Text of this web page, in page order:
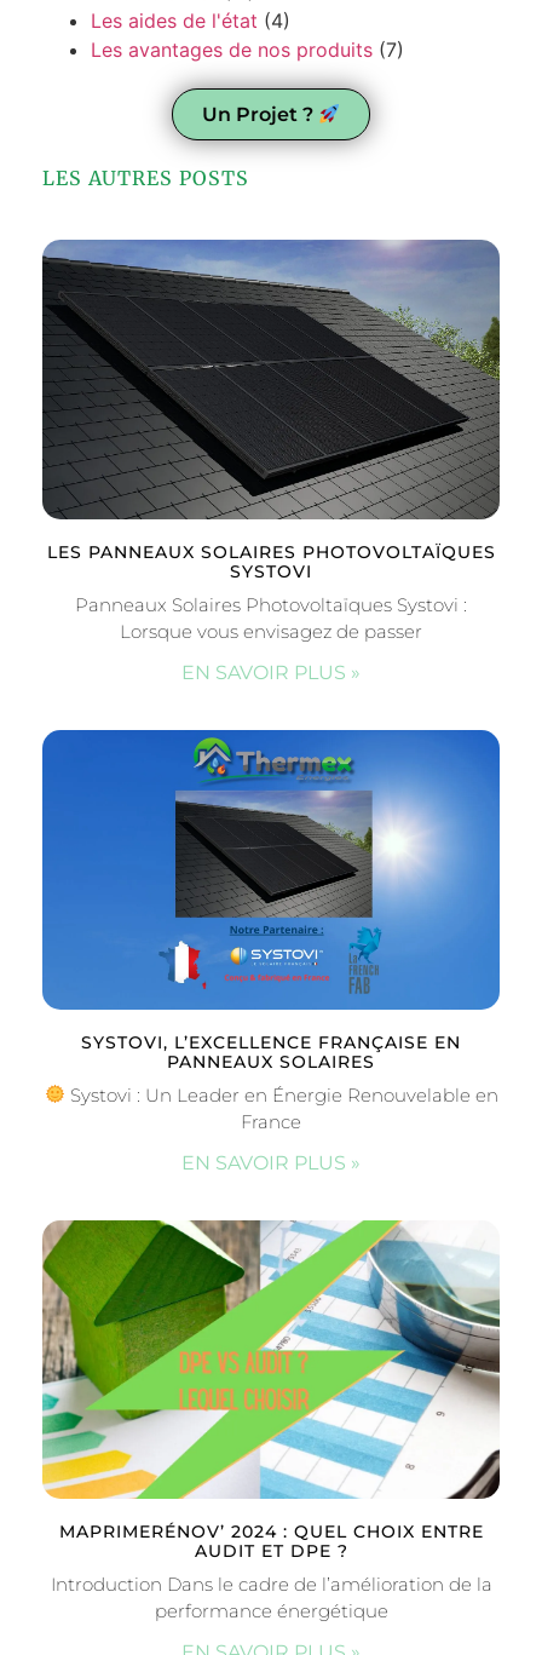
Les aides de l'état (4)
Les avantages de nos produits (7)
Un Projet ?
LES AUTRES POSTS
LES PANNEAUX SOLAIRES PHOTOVOLTAÏQUES
SYSTOVI
Panneaux Solaires Photovoltaïques Systovi :
Lorsque vous envisagez de passer
EN SAVOIR PLUS »
SYSTOVI, L’EXCELLENCE FRANÇAISE EN
PANNEAUX SOLAIRES
Systovi : Un Leader en Énergie Renouvelable en
France
EN SAVOIR PLUS »
MAPRIMERÉNOV’ 2024 : QUEL CHOIX ENTRE
AUDIT ET DPE ?
Introduction Dans le cadre de l’amélioration de la
performance énergétique